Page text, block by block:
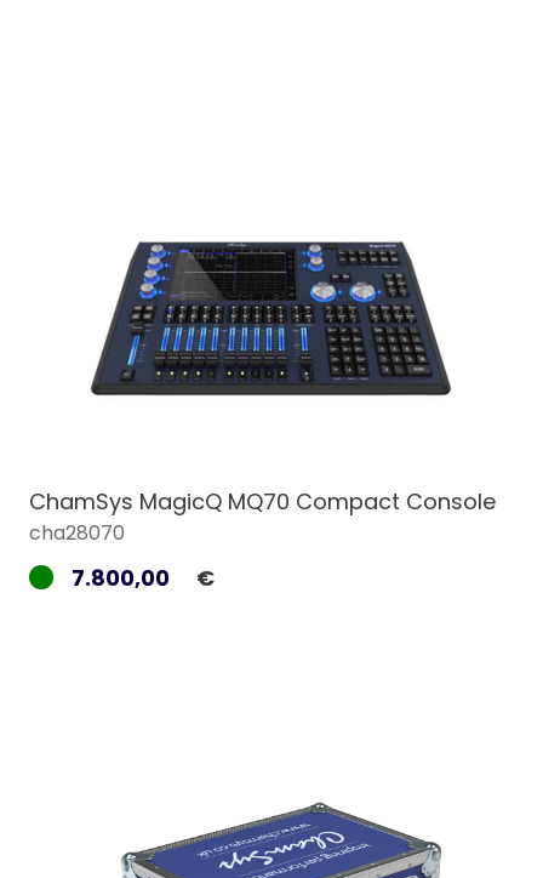
ChamSys MagicQ MQ70 Compact Console
cha28070
7.800,00 €